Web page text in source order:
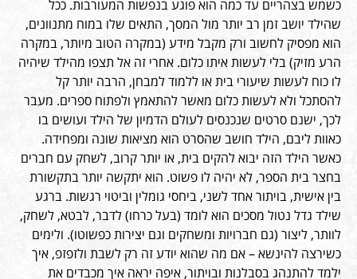
כשמש בצהריים עד כמה הוא פוגע בנפשות המעורבות. ככל
שהילד יושב זמן רב יותר מול המסך, התאים שלו במוח מתנוונים,
הוא מפסיק לחשוב ורק מקבל מידע (במקרה הטוב מיותר, במקרה
הרע מזיק) בלי לעשות איתו כלום. אחרי זה אל תצפו מהילד שיהיה
לו כוח לעשות שיעורי בית או ללמוד למבחן, הרבה יותר קל
להסתכל ולא לעשות כלום מאשר להתאמץ ולפתוח ספרים. מעבר
לכך, ישנם סרטים שנכנסים לעולם הדמיון של הילד ועושים בו
כאוות ליבם, הילד חושב שהסרט הוא מציאות שונה ומפחידה.
כאשר הילד הזה יבוא להקים בית, או יותר קרוב, לשחק עם חברים
בחצר בית הספר, לא יהיה לו פשוט. הוא יתקשה יותר בתקשורת
בין אישית, בויתור אחד לשני, ביחסי גומלין וביטוי רגשות. ברגע
שילד גדל נטול מסכים הוא לומד (בעל כרחו) לדבר, לבטא, לשחק,
לוותר, ליצור (גם חברויות ומשחקים וגם יצירות כפשוטו). ולימים
כשירצה להינשא – אם מה שהוא יודע זה רק לשבת ולזפזפ, איך
ילמד להתנהג בסבלנות ובויתור, איפה יראה איך מכבדים את